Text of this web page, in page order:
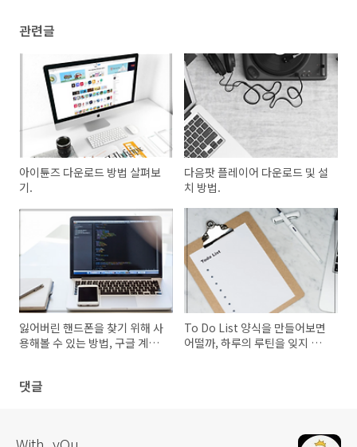
관련글
아이튠즈 다운로드 방법 살펴보
기.
다음팟 플레이어 다운로드 및 설
치 방법.
잃어버린 핸드폰을 찾기 위해 사
용해볼 수 있는 방법, 구글 계정
To Do List 양식을 만들어보면
어떨까, 하루의 루틴을 잊지 않
댓글